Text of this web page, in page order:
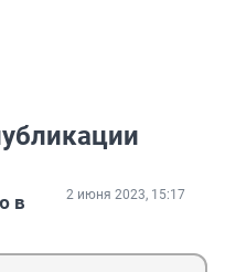
в
2 июня 2023, 15:17